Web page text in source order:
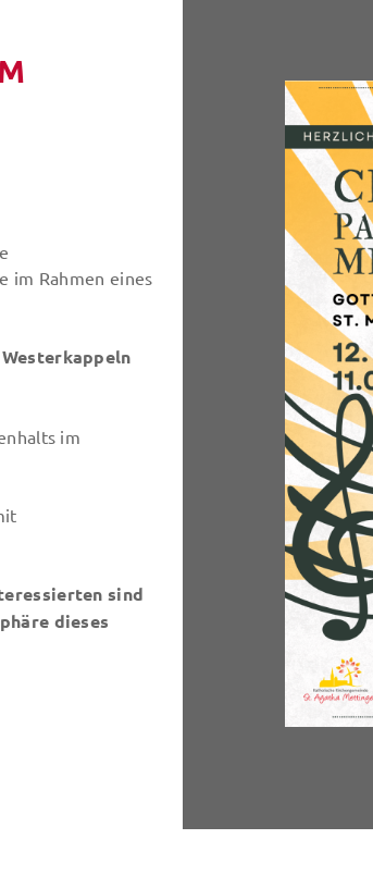
im Rahmen eines
im
sind
dieses